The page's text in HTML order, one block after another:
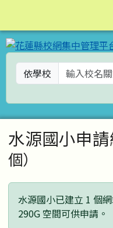
依學校
主內容區域
水源國小申
個）
水源國小已建立 1 個
290G 空間可供申請。
頁尾區域